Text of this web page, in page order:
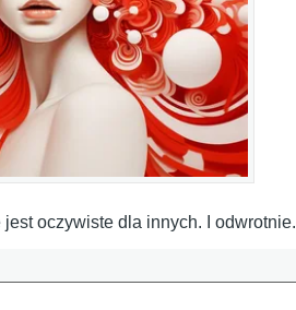
oczywiste dla innych. I odwrotnie.